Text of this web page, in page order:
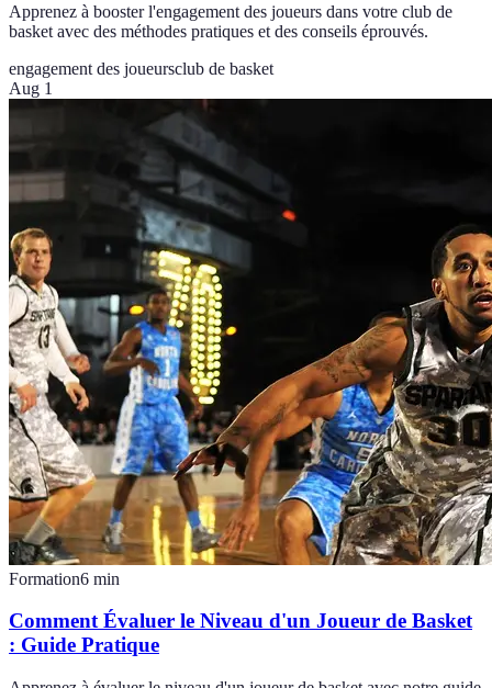
Apprenez à booster l'engagement des joueurs dans votre club de
basket avec des méthodes pratiques et des conseils éprouvés.
engagement des joueursclub de basket
Aug 1
Formation6 min
Comment Évaluer le Niveau d'un Joueur de Basket
: Guide Pratique